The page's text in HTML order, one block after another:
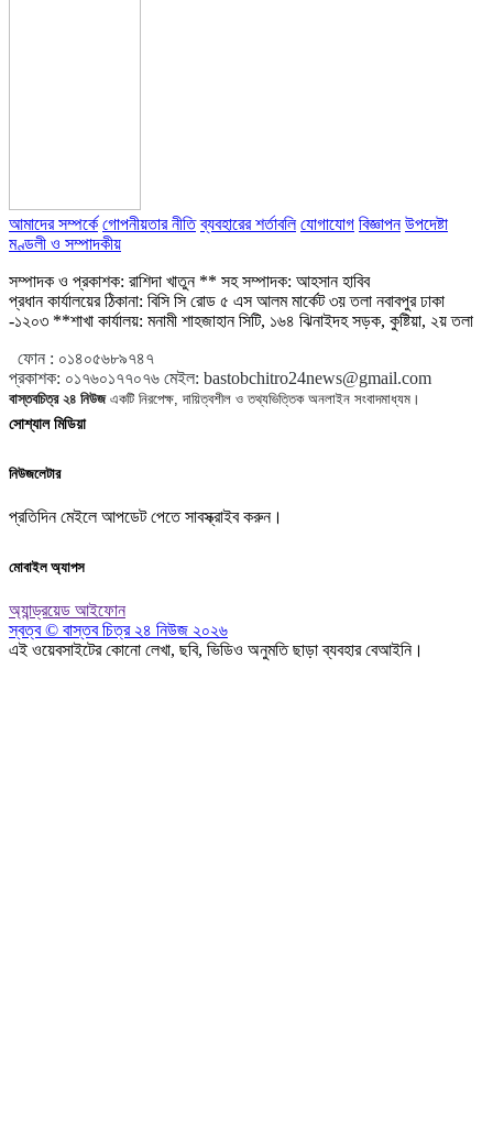
আমাদের সম্পর্কে গোপনীয়তার নীতি ব্যবহারের শর্তাবলি যোগাযোগ বিজ্ঞাপন উপদেষ্টা
মণ্ডলী ও সম্পাদকীয়
সম্পাদক ও প্রকাশক: রাশিদা খাতুন ** সহ সম্পাদক: আহসান হাবিব
প্রধান কার্যালয়ের ঠিকানা: বিসি সি রোড ৫ এস আলম মার্কেট ৩য় তলা নবাবপুর ঢাকা
-১২০৩ **শাখা কার্যালয়: মনামী শাহজাহান সিটি, ১৬৪ ঝিনাইদহ সড়ক, কুষ্টিয়া, ২য় তলা
ফোন : ০১৪০৫৬৮৯৭৪৭
প্রকাশক: ০১৭৬০১৭৭০৭৬ মেইল: bastobchitro24news@gmail.com
বাস্তবচিত্র ২৪ নিউজএকটি নিরপেক্ষ, দায়িত্বশীল ও তথ্যভিত্তিক অনলাইন সংবাদমাধ্যম।
সোশ্যাল মিডিয়া
নিউজলেটার
প্রতিদিন মেইলে আপডেট পেতে সাবস্ক্রাইব করুন।
মোবাইল অ্যাপস
অ্যান্ড্রয়েড আইফোন
স্বত্ব © বাস্তব চিত্র ২৪ নিউজ ২০২৬
এই ওয়েবসাইটের কোনো লেখা, ছবি, ভিডিও অনুমতি ছাড়া ব্যবহার বেআইনি।